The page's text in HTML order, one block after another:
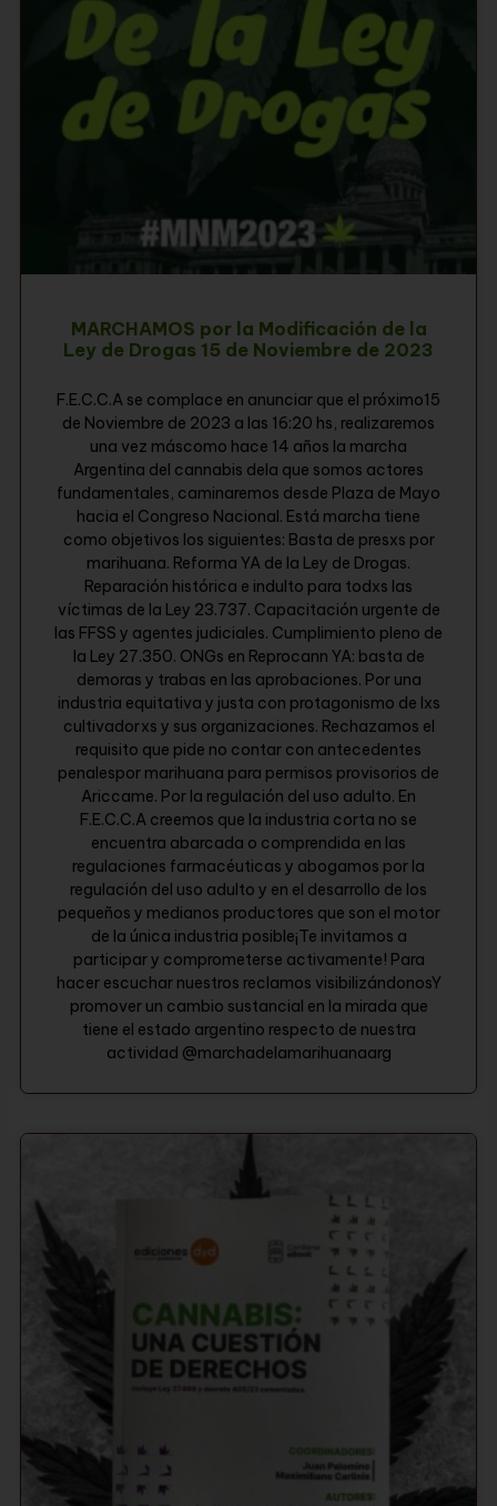
MARCHAMOS por la Modificación de la
Ley de Drogas 15 de Noviembre de 2023
F.E.C.C.A se complace en anunciar que el próximo15
de Noviembre de 2023 a las 16:20 hs, realizaremos
una vez máscomo hace 14 años la marcha
Argentina del cannabis dela que somos actores
fundamentales, caminaremos desde Plaza de Mayo
hacia el Congreso Nacional. Está marcha tiene
como objetivos los siguientes: Basta de presxs por
marihuana. Reforma YA de la Ley de Drogas.
Reparación histórica e indulto para todxs las
víctimas de la Ley 23.737. Capacitación urgente de
las FFSS y agentes judiciales. Cumplimiento pleno de
la Ley 27.350. ONGs en Reprocann YA: basta de
demoras y trabas en las aprobaciones. Por una
industria equitativa y justa con protagonismo de lxs
cultivadorxs y sus organizaciones. Rechazamos el
requisito que pide no contar con antecedentes
penalespor marihuana para permisos provisorios de
Ariccame. Por la regulación del uso adulto. En
F.E.C.C.A creemos que la industria corta no se
encuentra abarcada o comprendida en las
regulaciones farmacéuticas y abogamos por la
regulación del uso adulto y en el desarrollo de los
pequeños y medianos productores que son el motor
de la única industria posible¡Te invitamos a
participar y comprometerse activamente! Para
hacer escuchar nuestros reclamos visibilizándonosY
promover un cambio sustancial en la mirada que
tiene el estado argentino respecto de nuestra
actividad @marchadelamarihuanaarg